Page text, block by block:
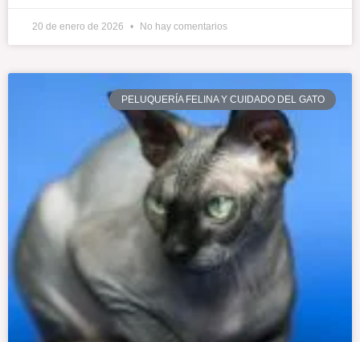
20 de enero de 2026 No hay comentarios
PELUQUERÍA FELINA Y CUIDADO DEL GATO